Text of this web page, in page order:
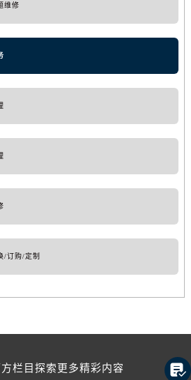
维修
/订购/定制
栏目探索更多精彩内容
